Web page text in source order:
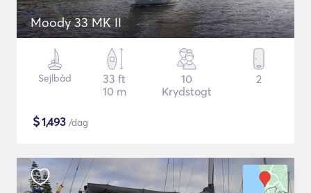
Moody 33 MK II
Sejlbåd
33 ft
10 m
10
Krydstogt
2
$1,493 /dag